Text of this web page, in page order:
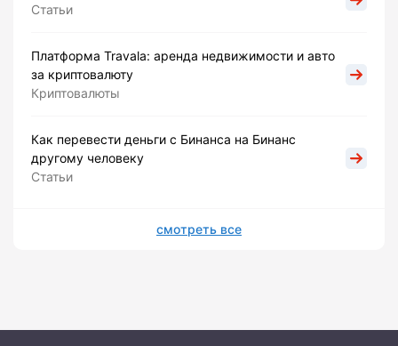
Статьи
Платформа Travala: аренда недвижимости и авто
за криптовалюту
Криптовалюты
Как перевести деньги с Бинанса на Бинанс
другому человеку
Статьи
смотреть все